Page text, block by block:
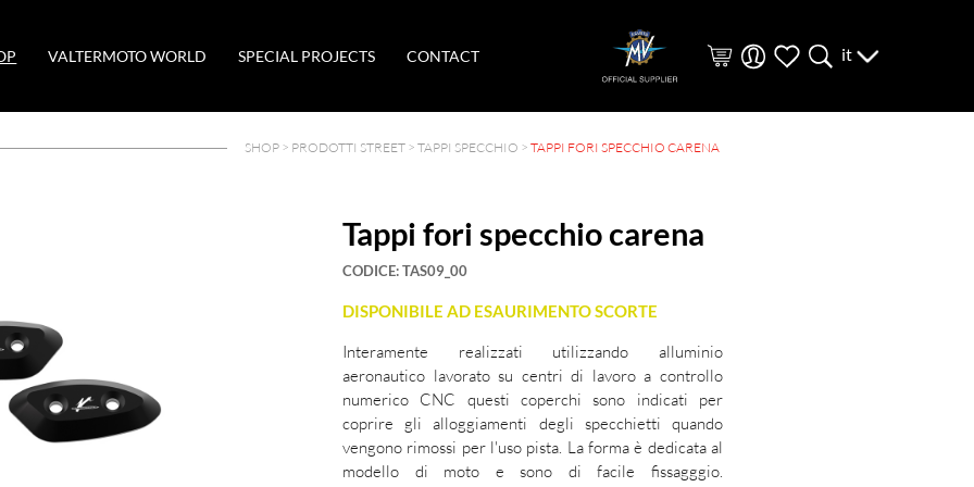
VALTERMOTO WORLD SPECIAL PROJECTS CONTACT it
SHOP > PRODOTTI STREET > TAPPI SPECCHIO > TAPPI FORI SPECCHIO CARENA
Tappi fori specchio carena
CODICE:TAS09_00
DISPONIBILE AD ESAURIMENTO SCORTE
Interamente realizzati utilizzando alluminio
aeronautico lavorato su centri di lavoro a controllo
numerico CNC questi coperchi sono indicati per
coprire gli alloggiamenti degli specchietti quando
vengono rimossi per l'uso pista. La forma è dedicata al
modello di moto e sono di facile fissagggio.